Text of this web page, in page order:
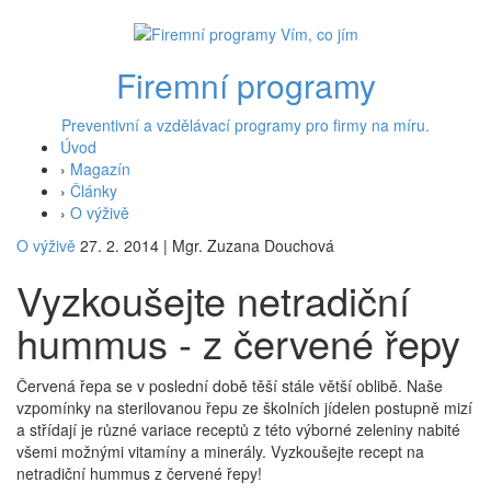
Firemní programy
Preventivní a vzdělávací programy pro firmy na míru.
Úvod
› Magazín
› Články
› O výživě
O výživě 27. 2. 2014 | Mgr. Zuzana Douchová
Vyzkoušejte netradiční
hummus - z červené řepy
Červená řepa se v poslední době těší stále větší oblibě. Naše
vzpomínky na sterilovanou řepu ze školních jídelen postupně mizí
a střídají je různé variace receptů z této výborné zeleniny nabité
všemi možnými vitamíny a minerály. Vyzkoušejte recept na
netradiční hummus z červené řepy!